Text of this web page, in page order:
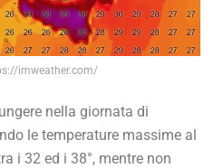
imweather.com/
nella giornata di
le temperature massime al
i 32 ed i 38°, mentre non